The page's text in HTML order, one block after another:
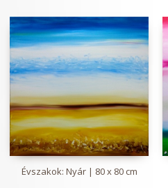
Évszakok: Nyár | 80 x 80 cm